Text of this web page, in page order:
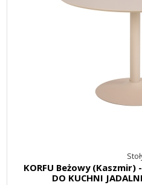
KORFU Beżowy (Kaszmir)
DO KUCHNI